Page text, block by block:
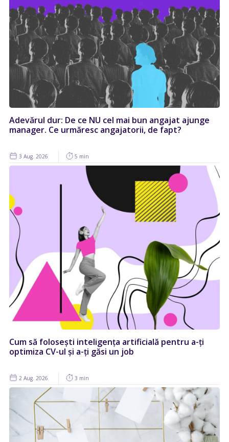
Adevărul dur: De ce NU cel mai bun angajat ajunge
manager. Ce urmăresc angajatorii, de fapt?
3 Aug. 2026 5 min
Cum să folosești inteligența artificială pentru a-ți
optimiza CV-ul și a-ți găsi un job
2 Aug. 2026 3 min